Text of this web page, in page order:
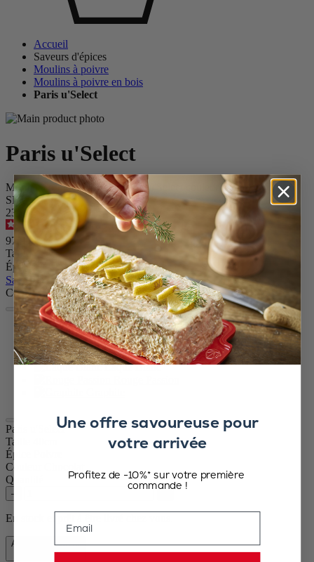
Accueil
Saveurs d'épices
Moulins à poivre
Moulins à poivre en bois
Paris u'Select
Paris u'Select
Moulin à poivre manuel en bois u'Select couleur chocolat 40 cm
SKU
23546
4.8/5 1 821avis
97,90 €
Taille
Épice
Sauter le carrousel
Couleur
Chocolat
Naturel
Noir Satin
Laqué Blanc
Paris u'Select
Taille
Épice
Couleur
Quantité
–
En stock et prêt à être livré chez vous.
Ajouter au panier
97,90 €
Une offre savoureuse pour
votre arrivée
Profitez de -10%* sur votre première
commande !